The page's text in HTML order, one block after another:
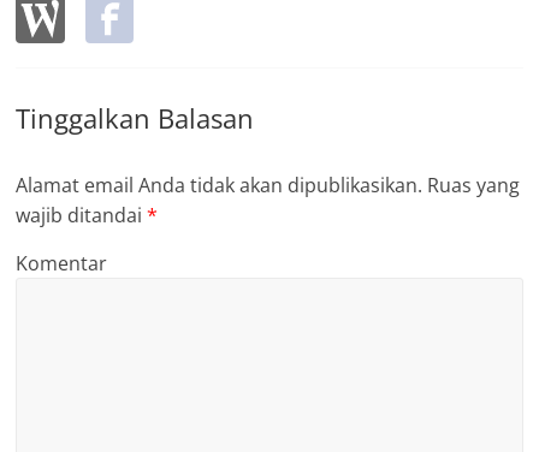
Tinggalkan Balasan
Alamat email Anda tidak akan dipublikasikan. Ruas yang
wajib ditandai*
Komentar